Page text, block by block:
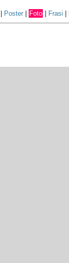
Poster Foto Frasi